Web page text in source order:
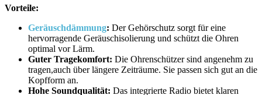
Vorteile:
Geräuschdämmung: Der Gehörschutz​ sorgt für eine
hervorragende Geräuschisolierung und​ schützt die Ohren
optimal vor Lärm.
Guter ​Tragekomfort: Die Ohrenschützer sind angenehm zu
tragen,auch über längere Zeiträume. Sie passen ⁣sich ⁢gut an⁤ die
Kopfform an.
Hohe‍ Soundqualität: Das integrierte Radio‍ bietet ‍klaren